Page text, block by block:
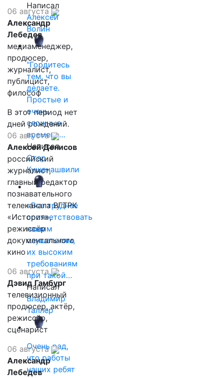
Написал
Алексей
Волин
"Гордитесь
тем, что вы
делаете.
Простые и
очень
сложные
времена…
Написал
Отар
Кушанашвили
«Все труднее
соответствовать
нашим
слушателям,
их высоким
требованиям
при такой…
Написал
Владимир
Таллер
Очень рад,
что работы
наших ребят
06 августа
Александр
Лебедев
медиаменеджер,
продюсер,
журналист,
публицист,
философ
В этот период нет
дней рождений.
06 августа
Алексей Денисов
российский
журналист,
главный редактор
познавательного
телеканала ВГТРК
«История»,
режиссёр
документального
кино
06 августа
Дэвид Гамбург
телевизионный
продюсер, актёр,
режиссёр,
сценарист
06 августа
Александр
Лебедев